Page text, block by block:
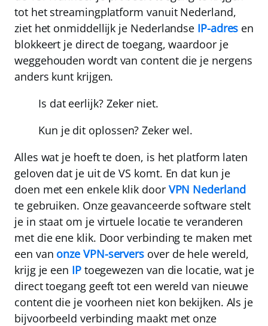
tot het streamingplatform vanuit Nederland,
ziet het onmiddellijk je Nederlandse IP-adres en
blokkeert je direct de toegang, waardoor je
weggehouden wordt van content die je nergens
anders kunt krijgen.
Is dat eerlijk? Zeker niet.
Kun je dit oplossen?Zeker wel.
Alles wat je hoeft te doen, is het platform laten
geloven dat je uit de VS komt. En dat kun je
doen met een enkele klik door VPN Nederland
te gebruiken. Onze geavanceerde software stelt
je in staat om je virtuele locatie te veranderen
met die ene klik. Door verbinding te maken met
een van onze VPN-servers over de hele wereld,
krijg je een IPtoegewezen van die locatie, wat je
direct toegang geeft tot een wereld van nieuwe
content die je voorheen niet kon bekijken. Als je
bijvoorbeeld verbinding maakt met onze